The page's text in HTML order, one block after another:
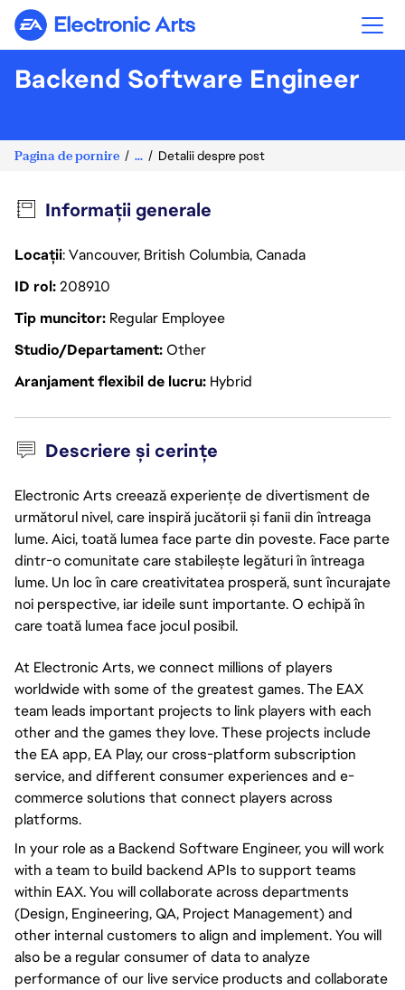
Electronic Arts
Backend Software Engineer
Pagina de pornire ... Detalii despre post
Informații generale
Locații: Vancouver, British Columbia, Canada
ID rol208910
Tip muncitor Regular Employee
Studio/DepartamentOther
Aranjament flexibil de lucru Hybrid
Descriere și cerințe
Electronic Arts creează experiențe de divertisment de
următorul nivel, care inspiră jucătorii și fanii din întreaga
lume. Aici, toată lumea face parte din poveste. Face parte
dintr-o comunitate care stabilește legături în întreaga
lume. Un loc în care creativitatea prosperă, sunt încurajate
noi perspective, iar ideile sunt importante. O echipă în
care toată lumea face jocul posibil.
At Electronic Arts, we connect millions of players
worldwide with some of the greatest games. The EAX
team leads important projects to link players with each
other and the games they love. These projects include
the EA app, EA Play, our cross-platform subscription
service, and different consumer experiences and e-
commerce solutions that connect players across
platforms.
In your role as a Backend Software Engineer, you will work
with a team to build backend APIs to support teams
within EAX. You will collaborate across departments
(Design, Engineering, QA, Project Management) and
other internal customers to align and implement. You will
also be a regular consumer of data to analyze
performance of our live service products and collaborate